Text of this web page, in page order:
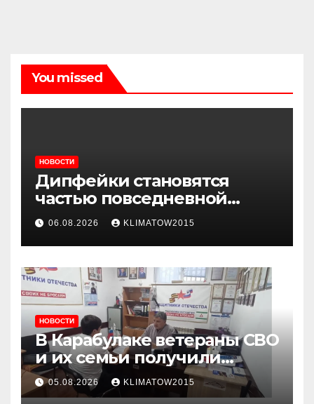
You missed
НОВОСТИ
Дипфейки становятся
частью повседневной
жизни: почему жителям
Ингушетии важно быть
внимательнее
06.08.2026 KLIMATOW2015
НОВОСТИ
В Карабулаке ветераны СВО
и их семьи получили
консультации в ходе
приема граждан
05.08.2026 KLIMATOW2015